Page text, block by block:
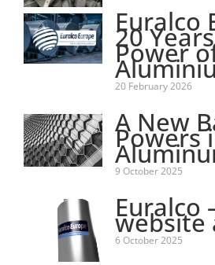
Euralco
20
Power
20 February 2026
A New
Powers
9 October 2025
Euralco
website
6 October 2025